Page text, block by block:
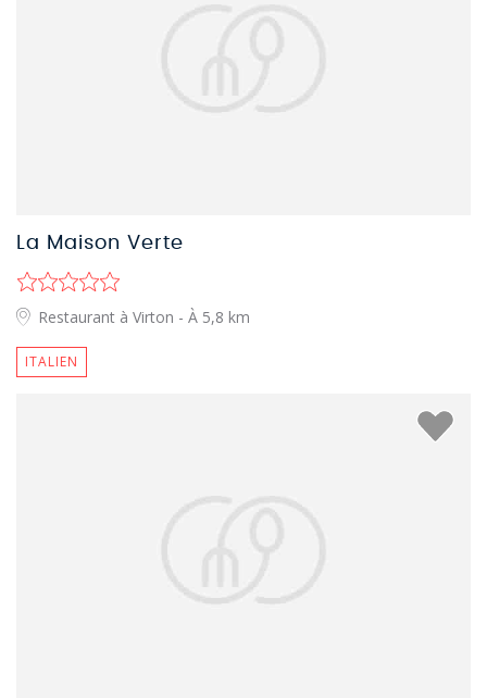
La Maison Verte
Restaurant à Virton - À 5,8 km
ITALIEN